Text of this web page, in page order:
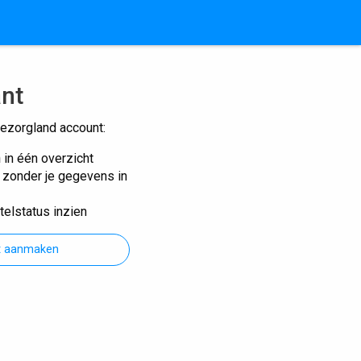
account:
één overzicht
je gegevens in
inzien